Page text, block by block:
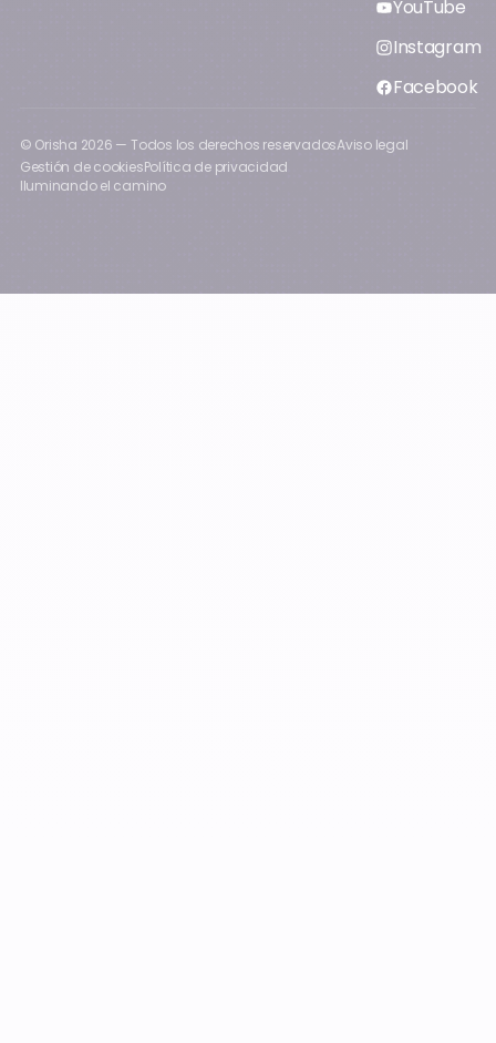
YouTube
Instagram
Facebook
© Orisha 2026 — Todos los derechos reservadosAviso legal
Gestión de cookiesPolítica de privacidad
Iluminando el camino